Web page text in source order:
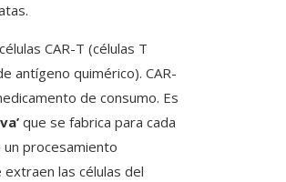
CAR-T (células T
antígeno quimérico). CAR-
de consumo. Es
que se fabrica para cada
un procesamiento
extraen las células del